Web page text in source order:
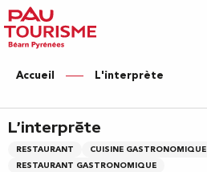
Aller
au
contenu
principal
Accueil L'interprète
L'interprète
RESTAURANT
CUISINE GASTRONOMIQUE
RESTAURANT GASTRONOMIQUE